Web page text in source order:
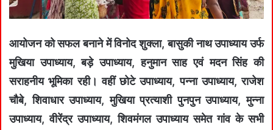
आयोजन को सफल बनाने में विनोद शुक्ला, बासुकी नाथ उपाध्याय उर्फ
मुखिया उपाध्याय, बड़े उपाध्याय, हनुमान साह एवं मदन सिंह की
सराहनीय भूमिका रही। वहीं छोटे उपाध्याय, पन्ना उपाध्याय, राजेश
चौबे, शिवाधार उपाध्याय, मुखिया प्रत्याशी पुनपुन उपाध्याय, मुन्ना
उपाध्याय, वीरेंद्र उपाध्याय, शिवमंगल उपाध्याय समेत गांव के सभी